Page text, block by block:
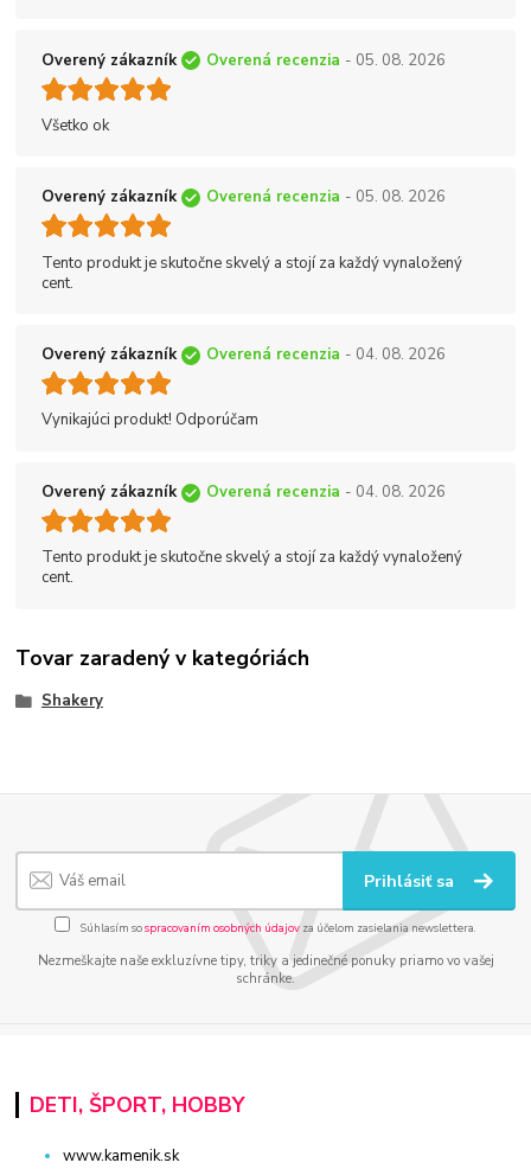
Overený zákazník Overená recenzia - 05. 08. 2026
Všetko ok
Overený zákazník Overená recenzia - 05. 08. 2026
Tento produkt je skutočne skvelý a stojí za každý vynaložený
cent.
Overený zákazník Overená recenzia - 04. 08. 2026
Vynikajúci produkt! Odporúčam
Overený zákazník Overená recenzia - 04. 08. 2026
Tento produkt je skutočne skvelý a stojí za každý vynaložený
cent.
Tovar zaradený v kategóriách
Shakery
Prihlásiť sa
Súhlasím sospracovaním osobných údajov za účelom zasielania newslettera.
Nezmeškajte naše exkluzívne tipy, triky a jedinečné ponuky priamo vo vašej
schránke.
DETI, ŠPORT, HOBBY
www.kamenik.sk